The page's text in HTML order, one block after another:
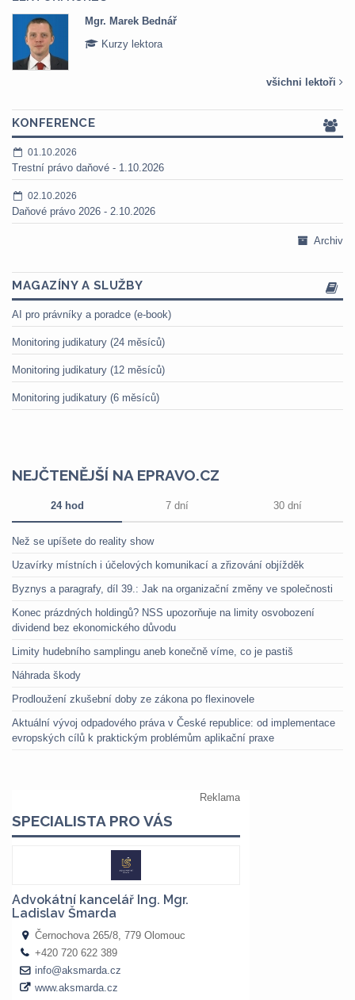
Mgr. Marek Bednář
Kurzy lektora
všichni lektoři
KONFERENCE
01.10.2026
Trestní právo daňové - 1.10.2026
02.10.2026
Daňové právo 2026 - 2.10.2026
Archiv
MAGAZÍNY A SLUŽBY
AI pro právníky a poradce (e-book)
Monitoring judikatury (24 měsíců)
Monitoring judikatury (12 měsíců)
Monitoring judikatury (6 měsíců)
NEJČTENĚJŠÍ NA EPRAVO.CZ
24 hod 7 dní 30 dní
Než se upíšete do reality show
Uzavírky místních i účelových komunikací a zřizování objížděk
Byznys a paragrafy, díl 39.: Jak na organizační změny ve společnosti
Konec prázdných holdingů? NSS upozorňuje na limity osvobození
dividend bez ekonomického důvodu
Limity hudebního samplingu aneb konečně víme, co je pastiš
Náhrada škody
Prodloužení zkušební doby ze zákona po flexinovele
Aktuální vývoj odpadového práva v České republice: od implementace
evropských cílů k praktickým problémům aplikační praxe